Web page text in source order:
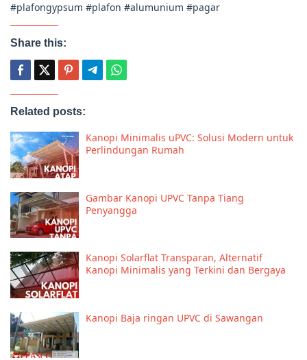
#plafongypsum #plafon #alumunium #pagar
Share this:
Related posts:
Kanopi Minimalis uPVC: Solusi Modern untuk
Perlindungan Rumah
Gambar Kanopi UPVC Tanpa Tiang
Penyangga
Kanopi Solarflat Transparan, Alternatif
Kanopi Minimalis yang Terkini dan Bergaya
Kanopi Baja ringan UPVC di Sawangan